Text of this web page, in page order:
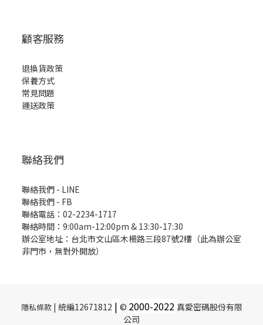
顧客服務
退換貨政策
保養方式
常見問題
運送政策
聯絡我們
聯絡我們 - LINE
聯絡我們 - FB
聯絡電話：02-2234-1717
聯絡時間：9:00am-12:00pm & 13:30-17:30
辦公室地址：台北市文山區木柵路三段87號2樓（此為辦公室
非門市，無對外開放）
隱私條款| 統編12671812 | © 2000-2022 真愛密碼股份有限
公司